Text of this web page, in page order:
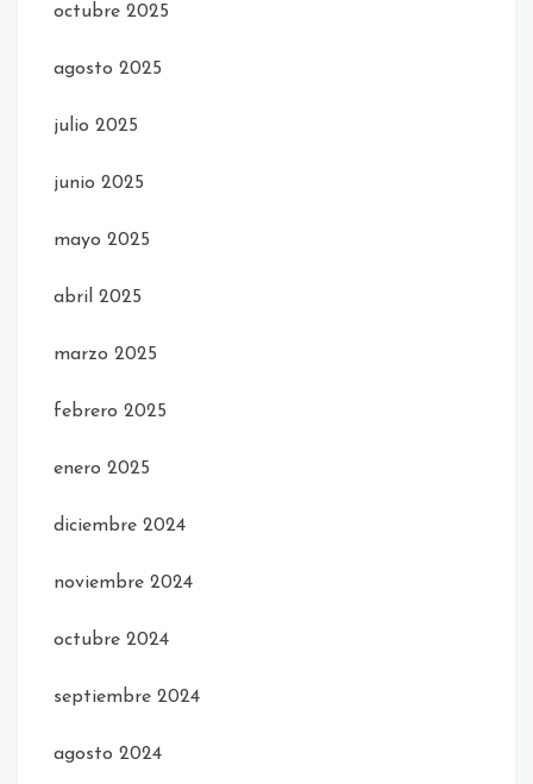
octubre 2025
agosto 2025
julio 2025
junio 2025
mayo 2025
abril 2025
marzo 2025
febrero 2025
enero 2025
diciembre 2024
noviembre 2024
octubre 2024
septiembre 2024
agosto 2024